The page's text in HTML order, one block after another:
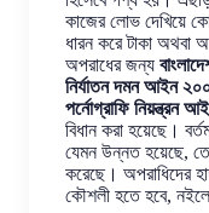
কাজের লোভ দেখিয়ে
ধারন করে টাকা অথবা
অপরাধের জন্য
নির্যাতন দমন আইন
পর্নোগ্রাফি নিয়ন্ত্রন
বিধান করা হয়েছে।
যেমন উন্নত হয়েছে,
করেছে। অপরাধিদের
কৌশলী হতে হবে, নইলে